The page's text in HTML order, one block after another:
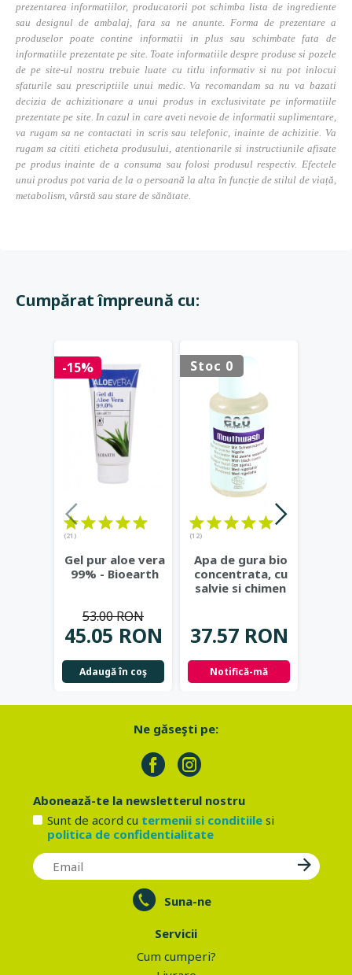
prezentarea informatiilor, producatorii pot schimba lista de ingrediente
sau designul de ambalaj, fara sa ne anunte. Forma de prezentare a
produselor poate contine informatii in plus sau schimbate fata de
informatiile prezentate pe site. Toate informatiile despre produse si pozele
de pe site-ul nostru trebuie luate cu titlu informativ si nu pot inlocui
sfaturile sau prescriptiile unui medic. Va recomandam sa nu va bazati
decizia de achizitionare a unui produs in exclusivitate pe informatiile
prezentate pe site. In cazul in care aveti nevoie de informatii suplimentare,
va rugam sa ne contactati in scris sau telefonic, inainte de achizitie. Va
rugam sa cititi eticheta produsului, atentionarile si instructiunile afisate
pe produs inainte de a consuma sau folosi produsul respectiv. Efectele
unui produs pot varia de la o persoană la alta în funcție de stilul de viață,
metabolism, vârstă sau stare de sănătate.
Cumpărat împreună cu:
-15%
(21)
Gel pur aloe vera
99% - Bioearth
45.05 RON
53.00 RON
Adaugă în coş
Stoc 0
(12)
Apa de gura bio
concentrata, cu
salvie si chimen
37.57 RON
Notifică-mă
Ne găseşti pe:
Abonează-te la newsletterul nostru
Sunt de acord cu termenii si conditiilesi
politica de confidentialitate
Suna-ne
Servicii
Cum cumperi?